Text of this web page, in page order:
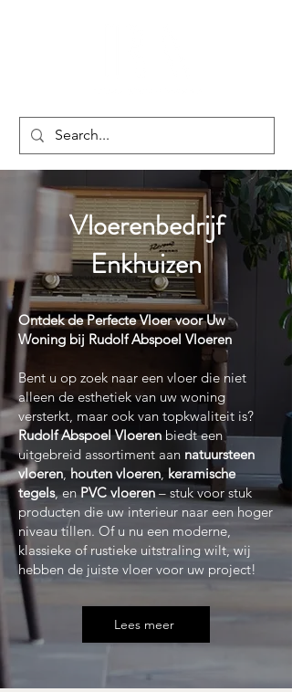
Vloerenbedrijf
Enkhuizen
Ontdek de Perfecte Vloer voor Uw
Woning bij Rudolf Abspoel Vloeren
Bent u op zoek naar een vloer die niet
alleen de esthetiek van uw woning
versterkt, maar ook van topkwaliteit is?
Rudolf Abspoel Vloeren biedt een
uitgebreid assortiment aan natuursteen
vloeren, houten vloeren, keramische
tegels, enPVC vloeren– stuk voor stuk
producten die uw interieur naar een hoger
niveau tillen. Of u nu een moderne,
klassieke of rustieke uitstraling wilt, wij
hebben de juiste vloer voor uw project!
Lees meer